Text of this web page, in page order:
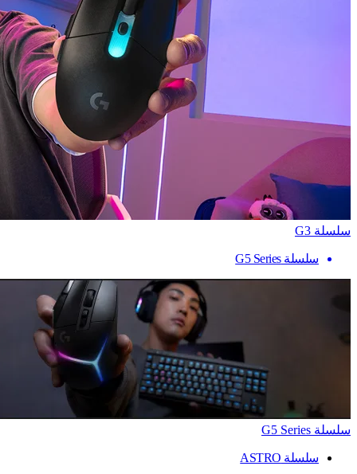
سلسلة G3
سلسلة G5 Series
سلسلة G5 Series
سلسلة ASTRO